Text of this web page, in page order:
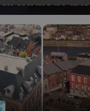
en vitrine à Paris